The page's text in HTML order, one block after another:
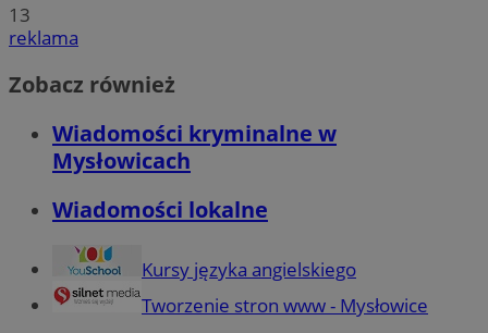
13
reklama
Zobacz również
Wiadomości kryminalne w
Mysłowicach
Wiadomości lokalne
Kursy języka angielskiego
Tworzenie stron www - Mysłowice